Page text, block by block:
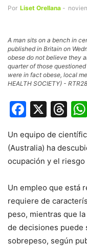
Por Liset Orellana -
A man sits on a bench in
published in Britain on
obese do not believe they
quarter of those
were in fact obese, local
HEALTH SOCIETY) -
X
Un equipo de
(Australia) ha
ocupación y el
Un empleo que está
requiere de
peso, mientras que
de decisiones puede
sobrepeso, según